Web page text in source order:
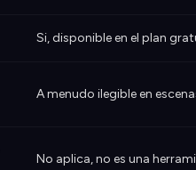
Si, disponible en el plan
A menudo ilegible en
No aplica, no es una